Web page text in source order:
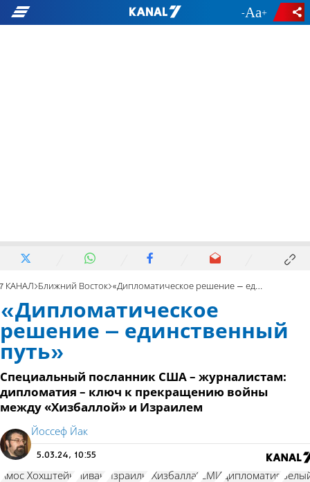
- +
7 КАНАЛ Ближний Восток «Дипломатическое решение – единственный путь»
«Дипломатическое
решение – единственный
путь»
Специальный посланник США – журналистам:
дипломатия – ключ к прекращению войны
между «Хизбаллой» и Израилем
Йоссеф Йак
5.03.24, 10:55
Амос Хохштейн Ливан Израиль "Хизбалла" СМИ дипломатия